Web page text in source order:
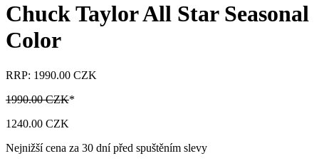
Chuck Taylor All Star Seasonal
Color
RRP: 1990.00 CZK
1990.00 CZK*
1240.00 CZK
Nejnižší cena za 30 dní před spuštěním slevy